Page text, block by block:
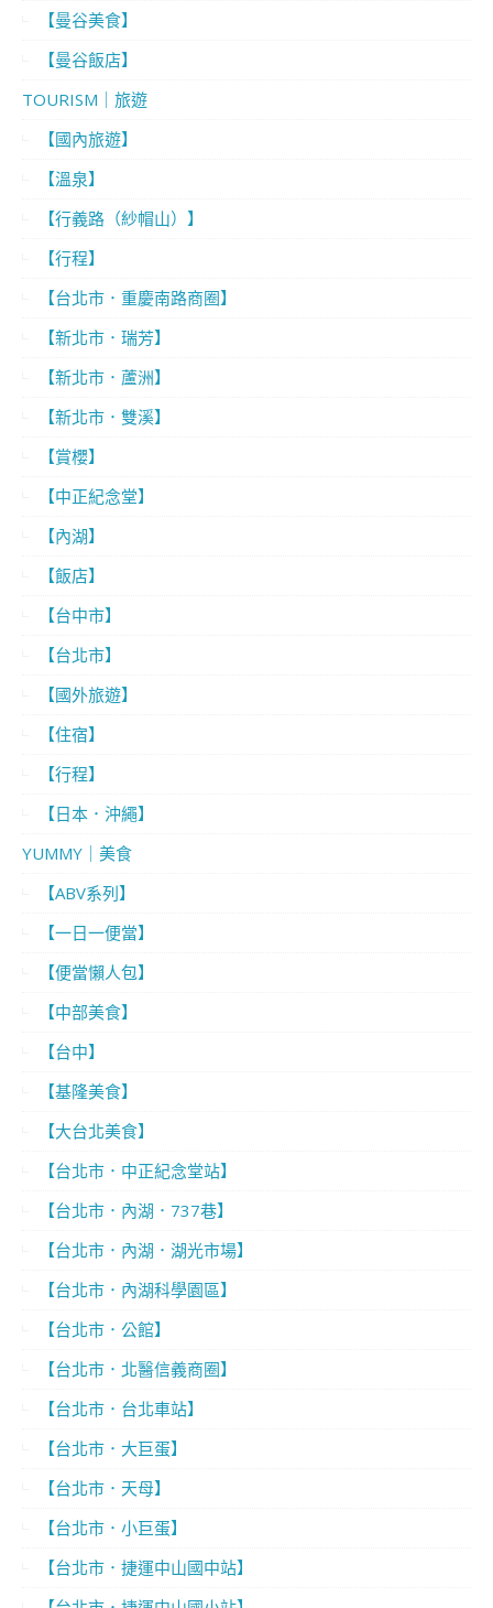
【曼谷美食】
【曼谷飯店】
TOURISM｜旅遊
【國內旅遊】
【溫泉】
【行義路（紗帽山）】
【行程】
【台北市．重慶南路商圈】
【新北市．瑞芳】
【新北市．蘆洲】
【新北市．雙溪】
【賞櫻】
【中正紀念堂】
【內湖】
【飯店】
【台中市】
【台北市】
【國外旅遊】
【住宿】
【行程】
【日本．沖繩】
YUMMY｜美食
【ABV系列】
【一日一便當】
【便當懶人包】
【中部美食】
【台中】
【基隆美食】
【大台北美食】
【台北市．中正紀念堂站】
【台北市．內湖．737巷】
【台北市．內湖．湖光市場】
【台北市．內湖科學園區】
【台北市．公館】
【台北市．北醫信義商圈】
【台北市．台北車站】
【台北市．大巨蛋】
【台北市．天母】
【台北市．小巨蛋】
【台北市．捷運中山國中站】